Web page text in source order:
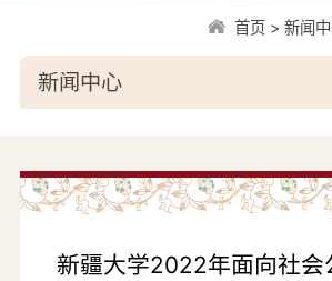
首页 >新闻
新闻中心
新疆大学2022年面向社会